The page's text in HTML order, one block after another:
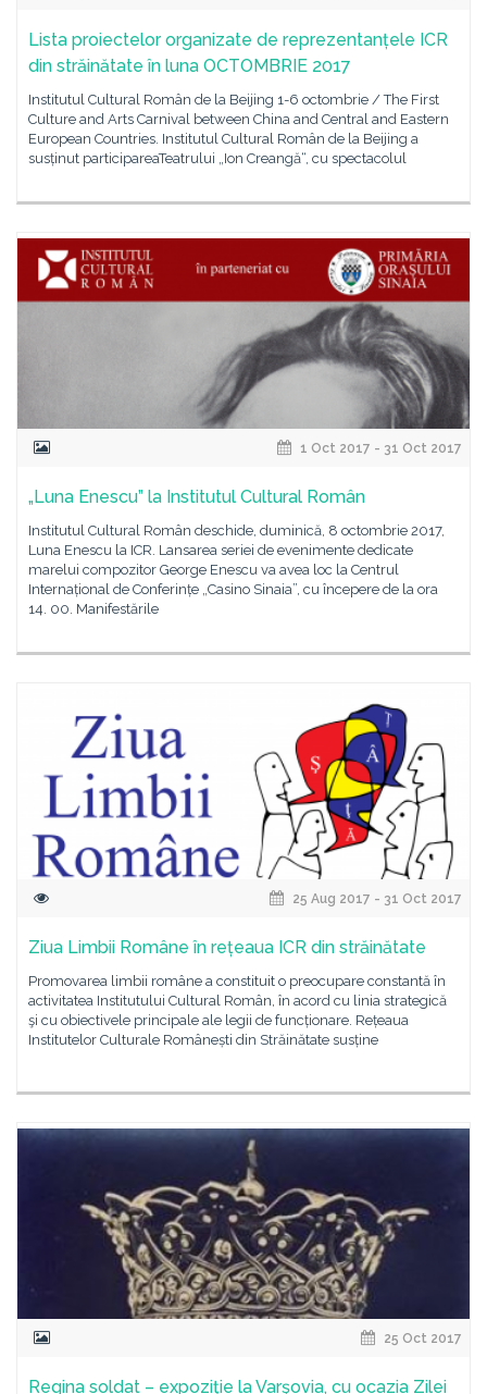
Lista proiectelor organizate de reprezentanțele ICR
din străinătate în luna OCTOMBRIE 2017
Institutul Cultural Român de la Beijing 1-6 octombrie / The First
Culture and Arts Carnival between China and Central and Eastern
European Countries. Institutul Cultural Român de la Beijing a
susținut participareaTeatrului „Ion Creangă“, cu spectacolul
1 Oct 2017 - 31 Oct 2017
„Luna Enescu” la Institutul Cultural Român
Institutul Cultural Român deschide, duminică, 8 octombrie 2017,
Luna Enescu la ICR. Lansarea seriei de evenimente dedicate
marelui compozitor George Enescu va avea loc la Centrul
Internațional de Conferințe „Casino Sinaia”, cu începere de la ora
14. 00. Manifestările
25 Aug 2017 - 31 Oct 2017
Ziua Limbii Române în rețeaua ICR din străinătate
Promovarea limbii române a constituit o preocupare constantă în
activitatea Institutului Cultural Român, în acord cu linia strategică
şi cu obiectivele principale ale legii de funcționare. Rețeaua
Institutelor Culturale Românești din Străinătate susține
25 Oct 2017
Regina soldat – expoziţie la Varşovia, cu ocazia Zilei